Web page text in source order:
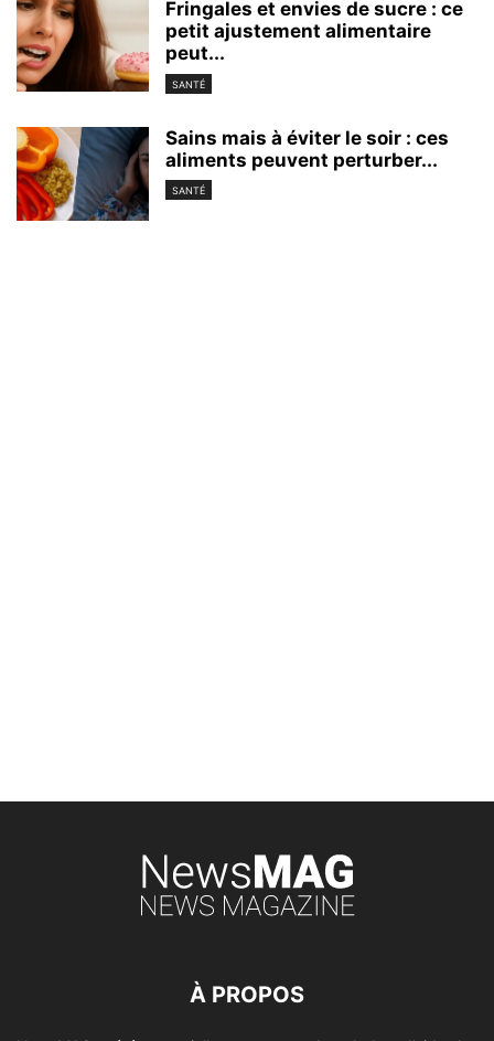
Fringales et envies de sucre : ce
petit ajustement alimentaire
peut...
SANTÉ
Sains mais à éviter le soir : ces
aliments peuvent perturber...
SANTÉ
À PROPOS